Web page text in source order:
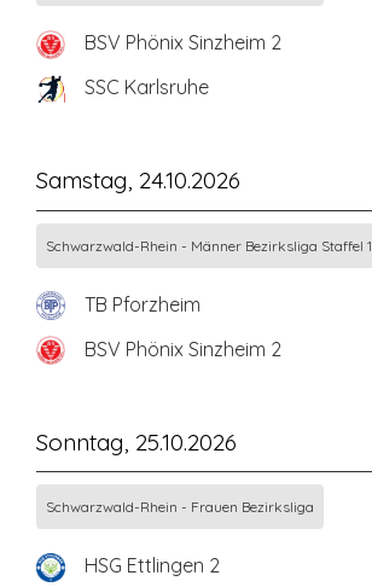
BSV Phönix Sinzheim 2
SSC Karlsruhe
Samstag, 24.10.2026
Schwarzwald-Rhein - Männer Bezirksliga Staffel 1
TB Pforzheim
BSV Phönix Sinzheim 2
Sonntag, 25.10.2026
Schwarzwald-Rhein - Frauen Bezirksliga
HSG Ettlingen 2